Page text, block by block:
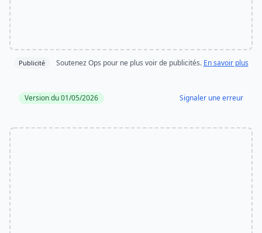
Publicité Soutenez Ops pour ne plus voir de publicités. En savoir plus
Version du 01/05/2026 Signaler une erreur